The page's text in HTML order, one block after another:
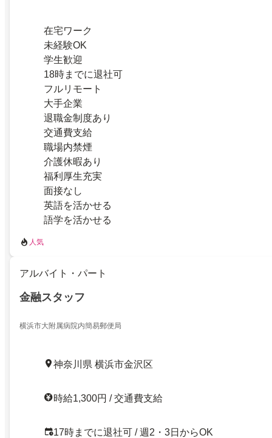
在宅ワーク
未経験OK
学生歓迎
18時までに退社可
フルリモート
大手企業
退職金制度あり
交通費支給
職場内禁煙
介護休暇あり
福利厚生充実
面接なし
英語を活かせる
語学を活かせる
人気
アルバイト・パート
金融スタッフ
横浜市大附属病院内簡易郵便局
神奈川県 横浜市金沢区
時給1,300円 / 交通費支給
17時までに退社可 / 週2・3日からOK